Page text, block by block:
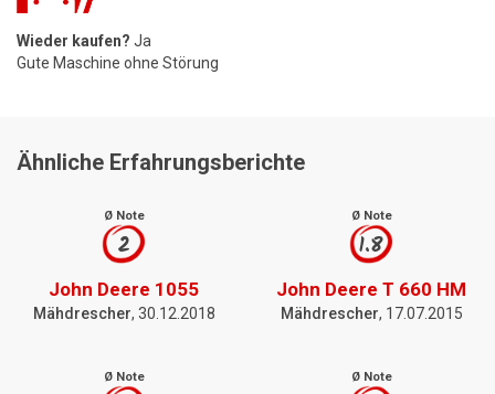
Wieder kaufen? Ja
Gute Maschine ohne Störung
Ähnliche Erfahrungsberichte
Ø Note
2
John Deere 1055
Mähdrescher, 30.12.2018
Ø Note
1.8
John Deere T 660 HM
Mähdrescher, 17.07.2015
Ø Note Ø Note